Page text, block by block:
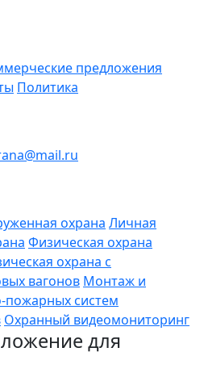
предложения
Политика
охрана Личная
Физическая охрана
охрана с
вагонов Монтаж и
пожарных систем
Охранный видеомониторинг
для